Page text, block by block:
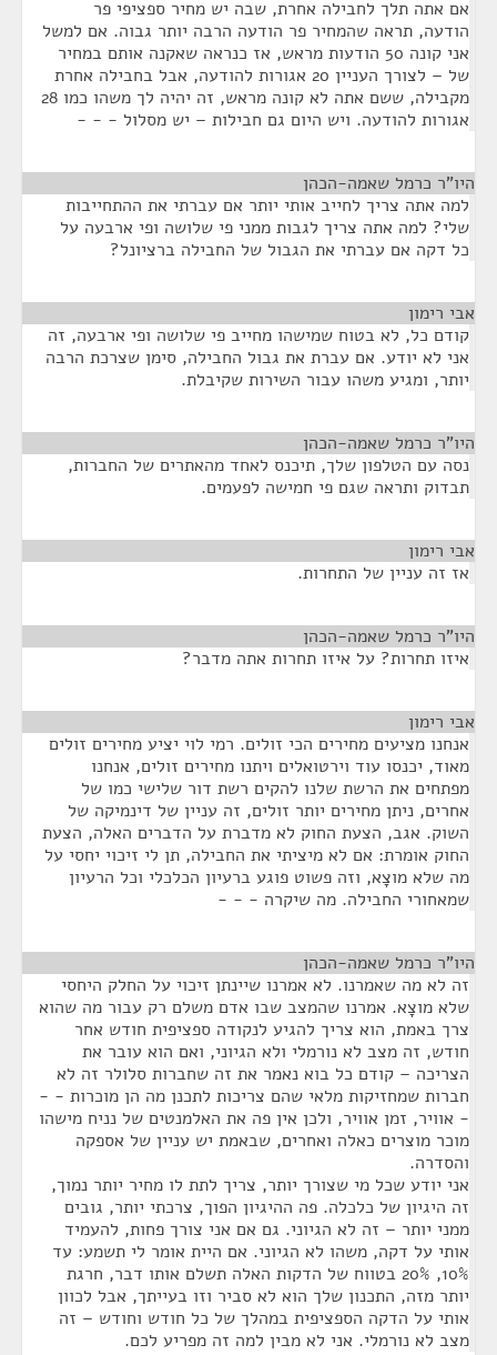
אם אתה תלך לחבילה אחרת, שבה יש מחיר ספציפי פר
הודעה, תראה שהמחיר פר הודעה הרבה יותר גבוה. אם למשל
אני קונה 50 הודעות מראש, אז כנראה שאקנה אותם במחיר
של – לצורך העניין 20 אגורות להודעה, אבל בחבילה אחרת
מקבילה, ששם אתה לא קונה מראש, זה יהיה לך משהו כמו 28
אגורות להודעה. ויש היום גם חבילות – יש מסלול - - -
היו"ר כרמל שאמה-הכהן
למה אתה צריך לחייב אותי יותר אם עברתי את ההתחייבות
שלי? למה אתה צריך לגבות ממני פי שלושה ופי ארבעה על
כל דקה אם עברתי את הגבול של החבילה ברציונל?
אבי רימון
קודם כל, לא בטוח שמישהו מחייב פי שלושה ופי ארבעה, זה
אני לא יודע. אם עברת את גבול החבילה, סימן שצרכת הרבה
יותר, ומגיע משהו עבור השירות שקיבלת.
היו"ר כרמל שאמה-הכהן
נסה עם הטלפון שלך, תיכנס לאחד מהאתרים של החברות,
תבדוק ותראה שגם פי חמישה לפעמים.
אבי רימון
אז זה עניין של התחרות.
היו"ר כרמל שאמה-הכהן
איזו תחרות? על איזו תחרות אתה מדבר?
אבי רימון
אנחנו מציעים מחירים הכי זולים. רמי לוי יציע מחירים זולים
מאוד, יכנסו עוד וירטואלים ויתנו מחירים זולים, אנחנו
מפתחים את הרשת שלנו להקים רשת דור שלישי כמו של
אחרים, ניתן מחירים יותר זולים, זה עניין של דינמיקה של
השוק. אגב, הצעת החוק לא מדברת על הדברים האלה, הצעת
החוק אומרת: אם לא מיציתי את החבילה, תן לי זיכוי יחסי על
מה שלא מוצָא, וזה פשוט פוגע ברעיון הכלכלי וכל הרעיון
שמאחורי החבילה. מה שיקרה - - -
היו"ר כרמל שאמה-הכהן
זה לא מה שאמרנו. לא אמרנו שיינתן זיכוי על החלק היחסי
שלא מוצָא. אמרנו שהמצב שבו אדם משלם רק עבור מה שהוא
צרך באמת, הוא צריך להגיע לנקודה ספציפית חודש אחר
חודש, זה מצב לא נורמלי ולא הגיוני, ואם הוא עובר את
הצריכה – קודם כל בוא נאמר את זה שחברות סלולר זה לא
חברות שמחזיקות מלאי שהם צריכות לתכנן מה הן מוכרות - -
- אוויר, זמן אוויר, ולכן אין פה את האלמנטים של נניח מישהו
מוכר מוצרים כאלה ואחרים, שבאמת יש עניין של אספקה
והסדרה.
אני יודע שכל מי שצורך יותר, צריך לתת לו מחיר יותר נמוך,
זה היגיון של כלכלה. פה ההיגיון הפוך, צרכתי יותר, גובים
ממני יותר – זה לא הגיוני. גם אם אני צורך פחות, להעמיד
אותי על דקה, משהו לא הגיוני. אם היית אומר לי תשמע: עד
10%, 20% בטווח של הדקות האלה תשלם אותו דבר, חרגת
יותר מזה, התכנון שלך הוא לא סביר וזו בעייתך, אבל לכוון
אותי על הדקה הספציפית במהלך של כל חודש וחודש – זה
מצב לא נורמלי. אני לא מבין למה זה מפריע לכם.